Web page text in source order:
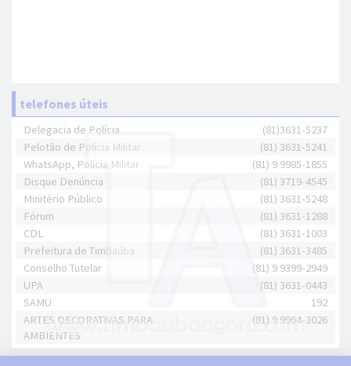
telefones úteis
Delegacia de Polícia
(81)3631-5237
Pelotão de Polícia Militar
(81) 3631-5241
WhatsApp, Polícia Militar
(81) 9 9985-1855
Disque Denúncia
(81) 3719-4545
Minitério Público
(81) 3631-5248
Fórum
(81) 3631-1288
CDL
(81) 3631-1003
Prefeitura de Timbaúba
(81) 3631-3485
Conselho Tutelar
(81) 9 9399-2949
UPA
(81) 3631-0443
SAMU
192
ARTES DECORATIVAS PARA
AMBIENTES
(81) 9 9964-3026